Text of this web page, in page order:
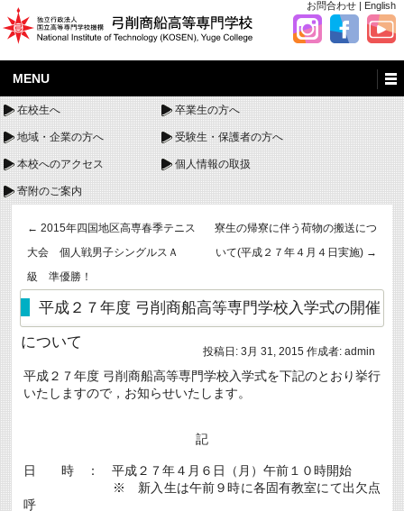
お問合わせ | English
MENU
在校生へ 卒業生の方へ
地域・企業の方へ 受験生・保護者の方へ
本校へのアクセス 個人情報の取扱
寄附のご案内
← 2015年四国地区高専春季テニス
大会 個人戦男子シングルスＡ
級 準優勝！
寮生の帰寮に伴う荷物の搬送につ
いて(平成２７年４月４日実施) →
平成２７年度 弓削商船高等専門学校入学式の開催
について
投稿日: 3月 31, 2015 作成者: admin
平成２７年度 弓削商船高等専門学校入学式を下記のとおり挙行
いたしますので，お知らせいたします。
記
日 時 ： 平成２７年４月６日（月）午前１０時開始
※ 新入生は午前９時に各固有教室にて出欠点
呼